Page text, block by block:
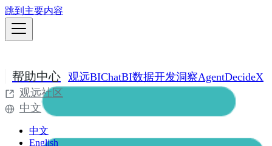
跳到主要内容
帮助中心 观远BIChatBI数据开发洞察AgentDecideX
观远社区
中文
中文
English